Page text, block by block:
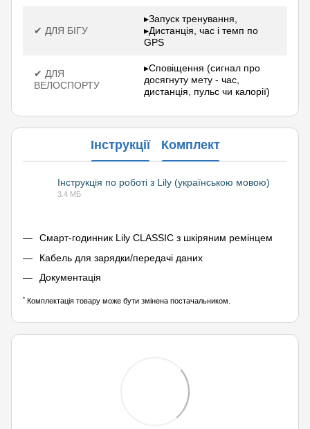
✔ ДЛЯ БІГУ
▸Запуск тренування,
▸Дистанція, час і темп по
GPS
✔ ДЛЯ
ВЕЛОСПОРТУ
▸Сповіщення (сигнал про
досягнуту мету - час,
дистанція, пульс чи калорії)
Інструкції Комплект
Інструкція по роботі з Lily (українською мовою)
3.4 МБ
Смарт-годинник Lily CLASSIC з шкіряним ремінцем
Кабель для зарядки/передачі даних
Документація
* Комплектація товару може бути змінена постачальником.